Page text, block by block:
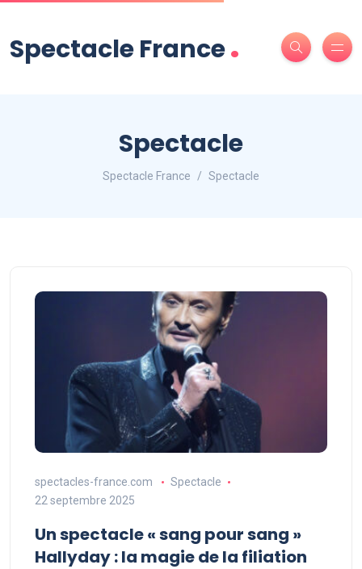
Spectacle France.
Spectacle
Spectacle France Spectacle
spectacles-france.com
Spectacle
22 septembre 2025
Un spectacle « sang pour sang »
Hallyday : la magie de la filiation